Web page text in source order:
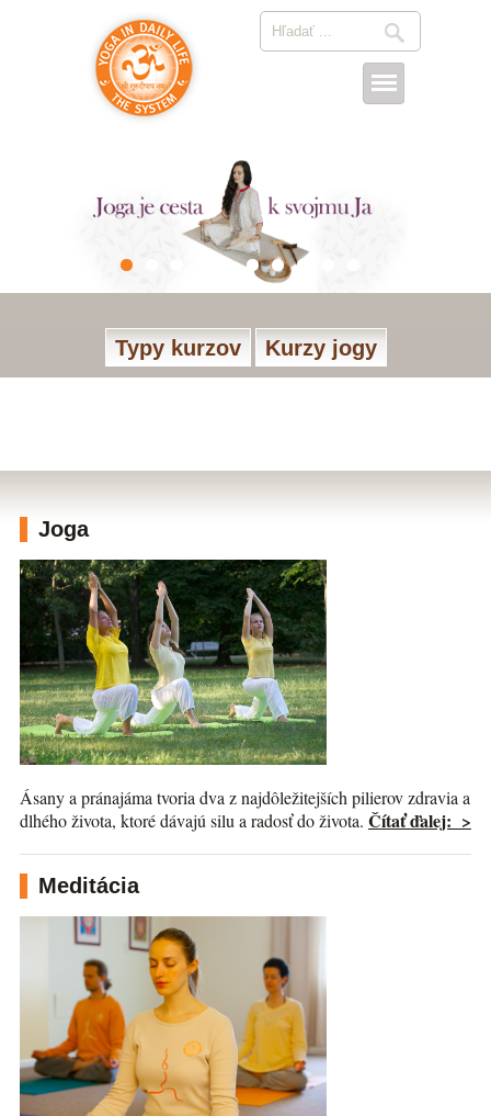
Typy kurzov Kurzy jogy
Joga
Ásany a pránajáma tvoria dva z najdôležitejších pilierov zdravia a
dlhého života, ktoré dávajú silu a radosť do života. Čítať ďalej: >
Meditácia